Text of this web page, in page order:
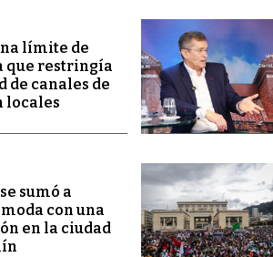
límite de
que restringía
de canales de
locales
sumó a
con una
en la ciudad